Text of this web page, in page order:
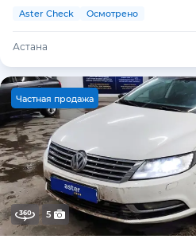
Aster Check Осмотрено
Астана
Частная продажа
5